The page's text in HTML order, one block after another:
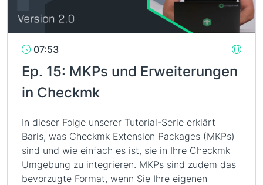
07:53
Ep. 15: MKPs und Erweiterungen
in Checkmk
In dieser Folge unserer Tutorial-Serie erklärt
Baris, was Checkmk Extension Packages (MKPs)
sind und wie einfach es ist, sie in Ihre Checkmk
Umgebung zu integrieren. MKPs sind zudem das
bevorzugte Format, wenn Sie Ihre eigenen